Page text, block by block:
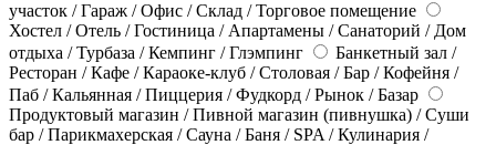
участок / Гараж / Офис / Склад / Торговое помещение
Хостел / Отель / Гостиница / Апартамены / Санаторий / Дом
отдыха / Турбаза / Кемпинг / Глэмпинг
Банкетный зал /
Ресторан / Кафе / Караоке-клуб / Столовая / Бар / Кофейня /
Паб / Кальянная / Пиццерия / Фудкорд / Рынок / Базар
Продуктовый магазин / Пивной магазин (пивнушка) / Суши
бар / Парикмахерская / Сауна / Баня / SPA / Кулинария /